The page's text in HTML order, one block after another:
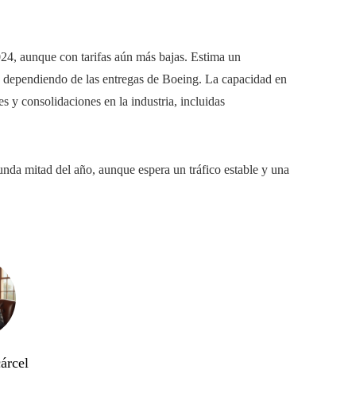
aunque con tarifas aún más bajas. Estima un
de las entregas de Boeing. La capacidad en
y consolidaciones en la industria, incluidas
mitad del año, aunque espera un tráfico estable y una